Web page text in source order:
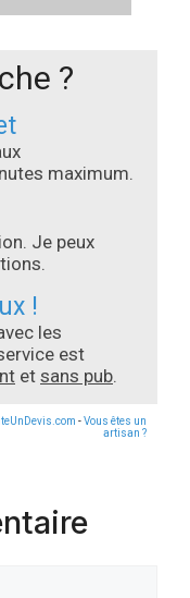
?
maximum.
Je peux
!
les
est
et sans pub.
-Vous êtes un
artisan ?